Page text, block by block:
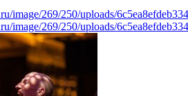
image/269/250/uploads/
image/269/250/uploads/